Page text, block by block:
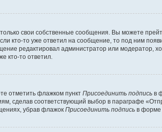
свои собственные сообщения. Вы можете
кто-то уже ответил на сообщение, то под ним
редактировал администратор или модератор,
кто-то ответил.
отметить флажком пункт Присоединить подпись в
сделав соответствующий выбор в параграфе
убрав флажок Присоединить подпись в форме